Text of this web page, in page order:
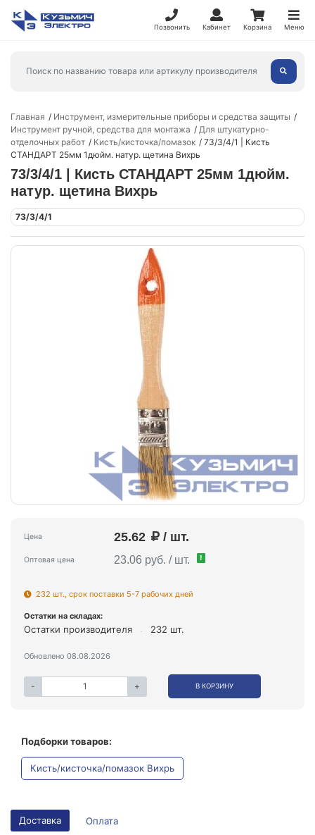
Позвонить Кабинет Корзина Меню
Главная
Инструмент, измерительные приборы и средства защиты
Инструмент ручной, средства для монтажа
Для штукатурно-
отделочных работ
Кисть/кисточка/помазок
73/3/4/1 | Кисть
СТАНДАРТ 25мм 1дюйм. натур. щетина Вихрь
73/3/4/1 | Кисть СТАНДАРТ 25мм 1дюйм.
натур. щетина Вихрь
73/3/4/1
Цена 25.62 / шт.
Оптовая цена 23.06 руб. / шт. !
232 шт., срок поставки 5-7 рабочих дней
Остатки на складах:
Остатки производителя 232 шт.
Обновлено 08.08.2026
- + В КОРЗИНУ
Подборки товаров:
Кисть/кисточка/помазок Вихрь
Доставка Оплата